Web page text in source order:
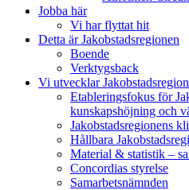
Jobba här
Vi har flyttat hit
Detta är Jakobstadsregionen
Boende
Verktygsback
Vi utvecklar
Etableringsfokus för
kunskapshöjning och
Jakobstadsregionens
Hållbara
Material & statistik –
Concordias styrelse
Samarbetsnämnden